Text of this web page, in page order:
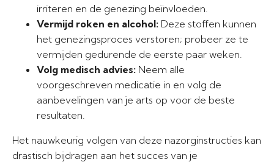
irriteren en de genezing beïnvloeden.
Vermijd roken en alcohol: Deze stoffen kunnen
het genezingsproces verstoren; probeer ze te
vermijden gedurende de eerste paar weken.
Volg medisch advies: Neem alle
voorgeschreven medicatie in en volg de
aanbevelingen van je arts op voor de beste
resultaten.
Het nauwkeurig volgen van deze nazorginstructies kan
drastisch bijdragen aan het succes van je